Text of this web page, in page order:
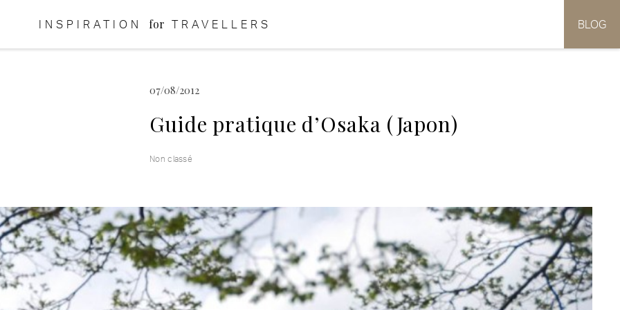
INSPIRATION for TRAVELLERS BLOG
07/08/2012
Guide pratique d’Osaka (Japon)
Non classé